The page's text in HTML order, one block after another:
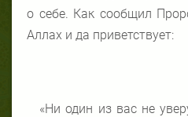
о себе. Как сообщил
Аллах и да приветствует:
«Ни один из вас не